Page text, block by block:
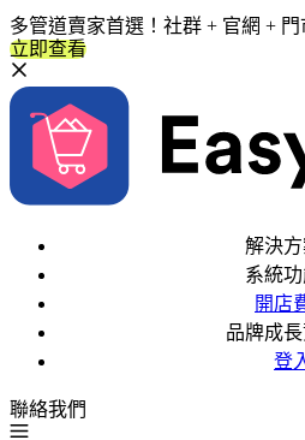
多管道賣家首選！社群 + 官網 +
立即查看
解決
系統
開店
品牌成
登
聯絡我們